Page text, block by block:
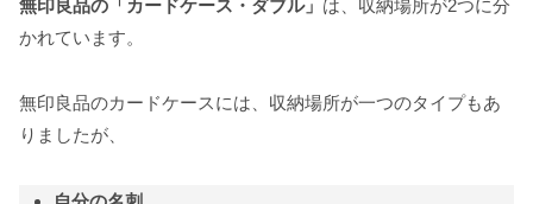
無印良品の「カードケース・ダブル」 は、収納場所が2つに分
かれています。
無印良品のカードケースには、収納場所が一つのタイプもあ
りましたが、